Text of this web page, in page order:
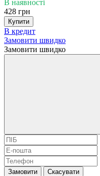
В наявності
428 грн
Купити
В кредит
Замовити швидко
Замовити швидко
Замовити Скасувати